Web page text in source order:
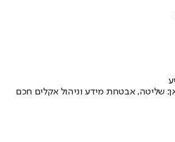
שליטה, אבטחת מידע וניהול אקלים חכם